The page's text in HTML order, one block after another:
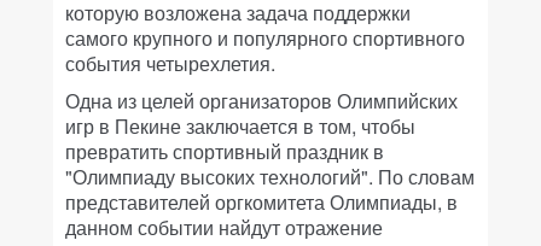
которую возложена задача поддержки
самого крупного и популярного спортивного
события четырехлетия.
Одна из целей организаторов Олимпийских
игр в Пекине заключается в том, чтобы
превратить спортивный праздник в
"Олимпиаду высоких технологий". По словам
представителей оргкомитета Олимпиады, в
данном событии найдут отражение